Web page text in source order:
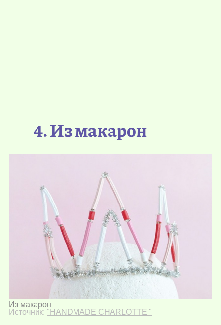
4. Из макарон
Из макарон
Источник: "HANDMADE CHARLOTTE "